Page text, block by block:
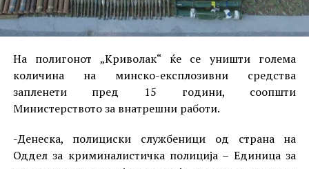
На полигонот „Криволак“ ќе се уништи голема
количина на минско-експлозивни средства
запленети пред 15 години, соопшти
Министерството за внатрешни работи.
-Денеска, полициски службеници од страна на
Оддел за криминалистичка полиција – Единица за